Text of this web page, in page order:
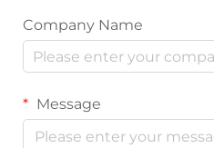
Company Name
Message